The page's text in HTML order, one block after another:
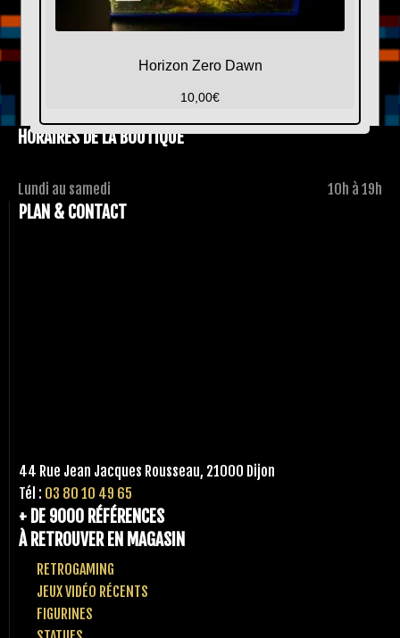
Horizon Zero Dawn
10,00€
HORAIRES DE LA BOUTIQUE
Lundi au samedi 10h à 19h
PLAN & CONTACT
44 Rue Jean Jacques Rousseau, 21000 Dijon
Tél : 03 80 10 49 65
+ DE 9000 RÉFÉRENCES
À RETROUVER EN MAGASIN
RETROGAMING
JEUX VIDÉO RÉCENTS
FIGURINES